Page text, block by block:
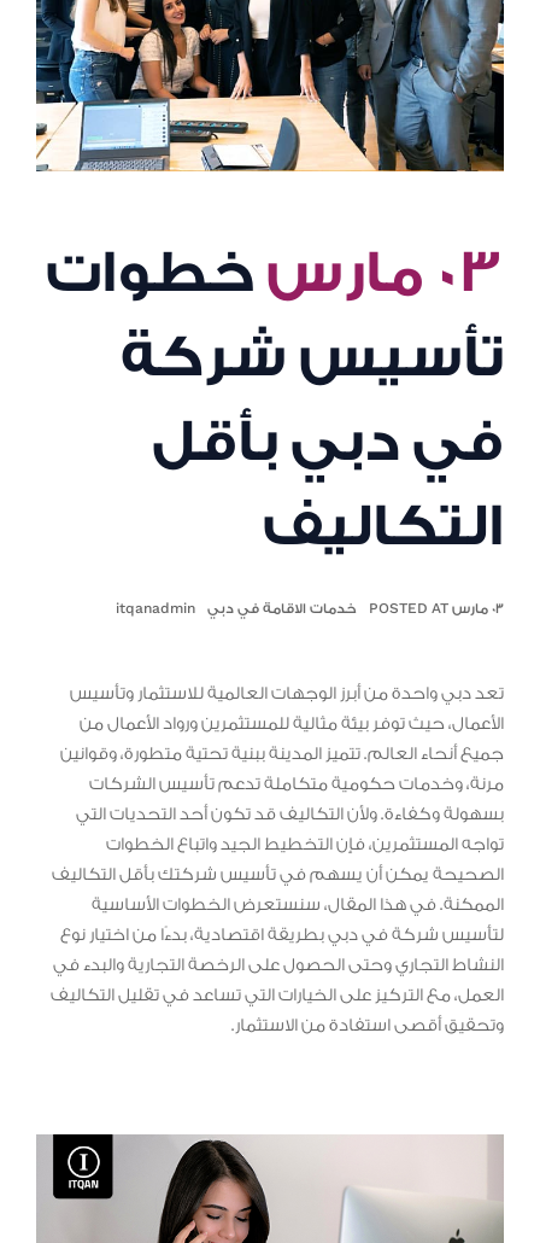
٠٣ مارس
خطوات
تأسيس شركة
في دبي بأقل
التكاليف
٠٣ مارس POSTED AT خدمات الاقامة في دبي itqanadmin
تعد دبي واحدة من أبرز الوجهات العالمية للاستثمار وتأسيس
الأعمال، حيث توفر بيئة مثالية للمستثمرين ورواد الأعمال من
جميع أنحاء العالم. تتميز المدينة ببنية تحتية متطورة، وقوانين
مرنة، وخدمات حكومية متكاملة تدعم تأسيس الشركات
بسهولة وكفاءة. ولأن التكاليف قد تكون أحد التحديات التي
تواجه المستثمرين، فإن التخطيط الجيد واتباع الخطوات
الصحيحة يمكن أن يسهم في تأسيس شركتك بأقل التكاليف
الممكنة. في هذا المقال، سنستعرض الخطوات الأساسية
لتأسيس شركة في دبي بطريقة اقتصادية، بدءًا من اختيار نوع
النشاط التجاري وحتى الحصول على الرخصة التجارية والبدء في
العمل، مع التركيز على الخيارات التي تساعد في تقليل التكاليف
وتحقيق أقصى استفادة من الاستثمار.